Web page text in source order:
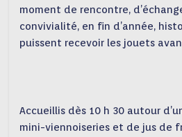
moment de rencontre,
convivialité, en fin d’année,
puissent recevoir les jouets
Accueillis dès 10 h 30 autour
mini-viennoiseries et de jus de